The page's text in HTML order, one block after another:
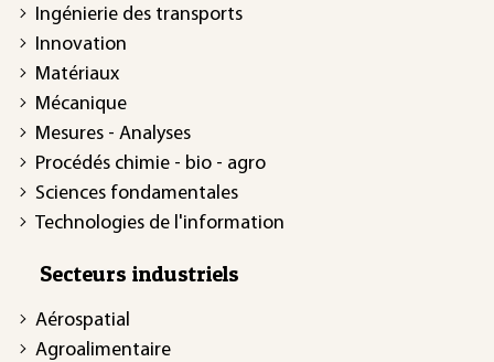
Ingénierie des transports
Innovation
Matériaux
Mécanique
Mesures - Analyses
Procédés chimie - bio - agro
Sciences fondamentales
Technologies de l'information
Secteurs industriels
Aérospatial
Agroalimentaire